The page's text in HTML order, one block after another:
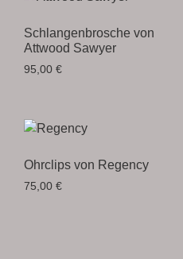
Schlangenbrosche von
Attwood Sawyer
95,00 €
Ohrclips von Regency
75,00 €